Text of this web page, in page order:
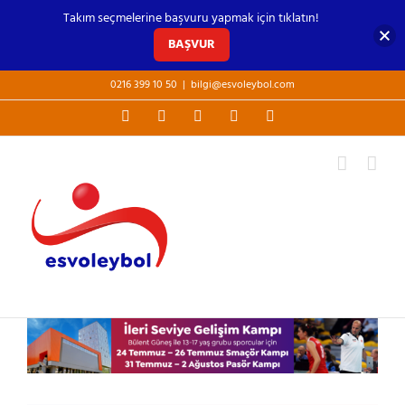
to
0216 399 10 50 | bilgi@esvoleybol.com
Facebook YouTubeInstagram
Takım seçmelerine başvuru yapmak için tıklatın!
BAŞVUR